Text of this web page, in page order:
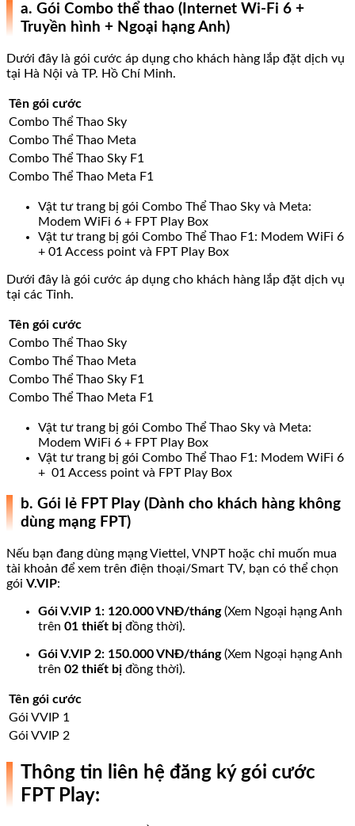
a. Gói Combo thể thao (Internet Wi-Fi 6 +
Truyền hình + Ngoại hạng Anh)
Dưới đây là gói cước áp dụng cho khách hàng lắp đặt dịch vụ
tại Hà Nội và TP. Hồ Chí Minh.
Tên gói cước
Combo Thể Thao Sky
Combo Thể Thao Meta
Combo Thể Thao Sky F1
Combo Thể Thao Meta F1
Vật tư trang bị gói Combo Thể Thao Sky và Meta:
Modem WiFi 6 + FPT Play Box
Vật tư trang bị gói Combo Thể Thao F1: Modem WiFi 6
+ 01 Access point và FPT Play Box
Dưới đây là gói cước áp dụng cho khách hàng lắp đặt dịch vụ
tại các Tỉnh.
Tên gói cước
Combo Thể Thao Sky
Combo Thể Thao Meta
Combo Thể Thao Sky F1
Combo Thể Thao Meta F1
Vật tư trang bị gói Combo Thể Thao Sky và Meta:
Modem WiFi 6 + FPT Play Box
Vật tư trang bị gói Combo Thể Thao F1: Modem WiFi 6
+ 01 Access point và FPT Play Box
b. Gói lẻ FPT Play (Dành cho khách hàng không
dùng mạng FPT)
Nếu bạn đang dùng mạng Viettel, VNPT hoặc chỉ muốn mua
tài khoản để xem trên điện thoại/Smart TV, bạn có thể chọn
gói V.VIP:
Gói V.VIP 1: 120.000 VNĐ/tháng(Xem Ngoại hạng Anh
trên 01 thiết bị đồng thời).
Gói V.VIP 2: 150.000 VNĐ/tháng(Xem Ngoại hạng Anh
trên 02 thiết bị đồng thời).
Tên gói cước
Gói VVIP 1
Gói VVIP 2
Thông tin liên hệ đăng ký gói cước
FPT Play: